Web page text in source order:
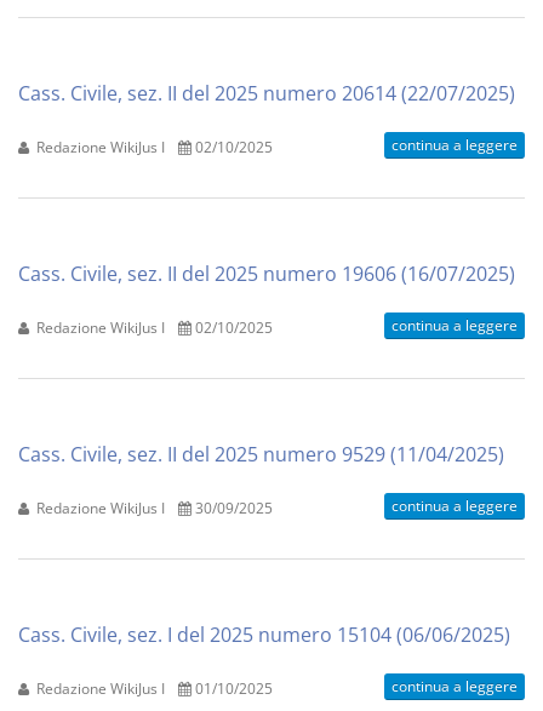
Cass. Civile, sez. II del 2025 numero 20614 (22/07/2025)
Redazione WikiJus I 02/10/2025 continua a leggere
Cass. Civile, sez. II del 2025 numero 19606 (16/07/2025)
Redazione WikiJus I 02/10/2025 continua a leggere
Cass. Civile, sez. II del 2025 numero 9529 (11/04/2025)
Redazione WikiJus I 30/09/2025 continua a leggere
Cass. Civile, sez. I del 2025 numero 15104 (06/06/2025)
Redazione WikiJus I 01/10/2025 continua a leggere